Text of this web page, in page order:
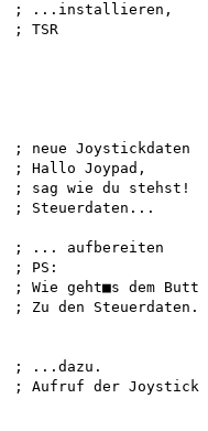
; ...installieren,
; TSR
; neue Joystickdaten
; Hallo Joypad,
; sag wie du stehst!
; Steuerdaten...
; ... aufbereiten
; PS:
; Wie geht■s dem
; Zu den Steuerdaten.
; ...dazu.
; Aufruf der